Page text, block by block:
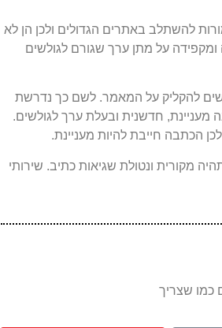
להשתלב באתרים הגדולים ולכן הן לא
על מתן ערך שגורם לגולשים
להקליק על המאמר. לשם כך נדרשת
מעניינת, חדשנית ובעלת ערך לגולשים.
הכתבה חייבת להיות מעניינת.
מקורית ונטולת שגיאות כתיב. שירותי
כמו שצריך